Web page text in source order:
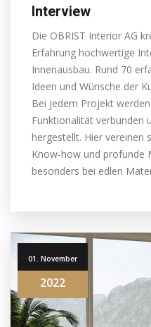
Interview
Die OBRIST Interior AG
Erfahrung hochwertige
Innenausbau. Rund 70
Ideen und Wünsche der
Bei jedem Projekt
Funktionalität verbunden
hergestellt. Hier vereinen
Know-how und profunde
besonders bei edlen
01. November
2022